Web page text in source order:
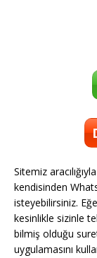
Sitemiz
kendisinden
isteyebilirsiniz.
kesinlikle sizinle
bilmiş olduğu
uygulamasını